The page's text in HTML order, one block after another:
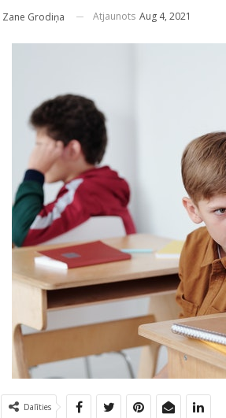
Zane Grodiņa Atjaunots Aug 4, 2021
Dalīties